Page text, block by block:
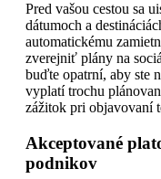
Pred vašou cestou sa
dátumoch a
automatickému
zverejniť plány na
buďte opatrní, aby ste
vyplatí trochu
zážitok pri objavovaní
Akceptované
podnikov